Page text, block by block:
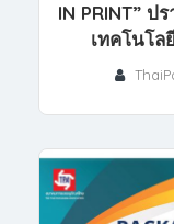
IN PRINT”
เทคโนโ